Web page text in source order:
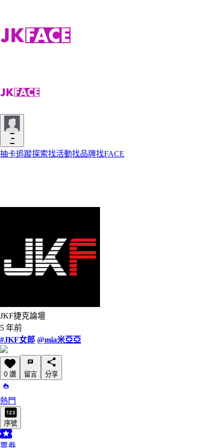
抽卡追蹤探索找活動找品牌找FACE
JKF捷克論壇
5 年前
#JKF女郎 @mia米亞亞
0 讚 留言 分享
熱門
序號
票券